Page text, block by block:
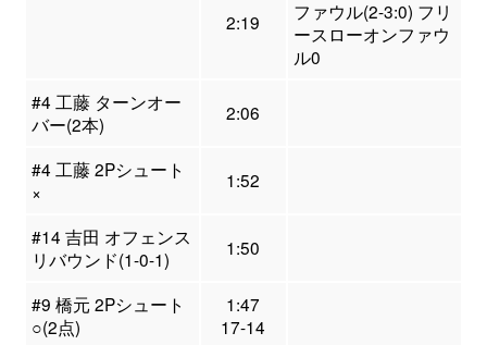
2:19
ファウル(2-3:0) フリ
ースローオンファウ
ル0
#4 工藤 ターンオー
バー(2本)
2:06
#4 工藤 2Pシュート
×
1:52
#14 吉田 オフェンス
リバウンド(1-0-1)
1:50
#9 橋元 2Pシュート
○(2点)
1:47
17-14